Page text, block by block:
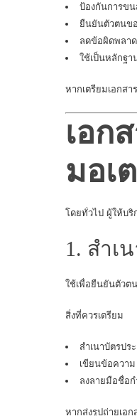
ป้องกันการข
ยืนยันตัวตนข
ลดข้อผิดพลา
ใช้เป็นหลักฐ
หากเตรียมเอกส
เอก
มอเ
โดยทั่วไป ผู้ให้บริ
1. สำเ
ใช้เพื่อยืนยันตัวต
สิ่งที่ควรเตรียม
สำเนาบัตรป
เขียนข้อความ
ลงลายมือชื่อก
หากส่งรูปถ่ายเอ